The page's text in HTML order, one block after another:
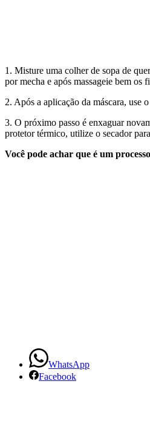
1. Misture uma colher de sopa de
por mecha e após massageie bem os
2. Após a aplicação da máscara, use
3. O próximo passo é enxaguar
protetor térmico, utilize o secador
Você pode achar que é um
WhatsApp
Facebook